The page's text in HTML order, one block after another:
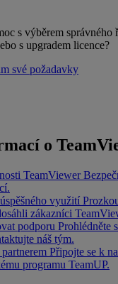
s výběrem správného
s upgradem licence?
své požadavky
o
TeamViewer
využití
zákazníci
podporu Prohlédněte
náš tým.
partnerem Připojte se k
programu TeamUP.